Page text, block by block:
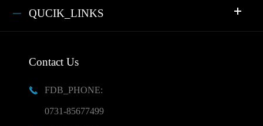
QUCIK_LINKS
Contact Us

FDB_PHONE:
0731-85677499